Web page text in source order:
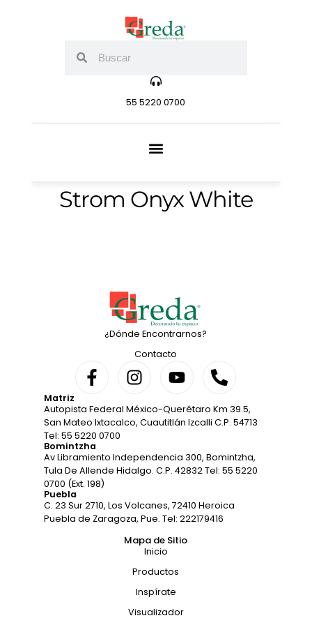
55 5220 0700
Strom Onyx White
¿Dónde Encontrarnos?
Contacto
Matriz
Autopista Federal México-Querétaro Km 39.5,
San Mateo Ixtacalco, Cuautitlán Izcalli C.P. 54713
Tel: 55 5220 0700
Bomintzha
Av Libramiento Independencia 300, Bomintzha,
Tula De Allende Hidalgo. C.P. 42832 Tel: 55 5220
0700 (Ext. 198)
Puebla
C. 23 Sur 2710, Los Volcanes, 72410 Heroica
Puebla de Zaragoza, Pue. Tel: 222179416
Mapa de Sitio
Inicio
Productos
Inspírate
Visualizador